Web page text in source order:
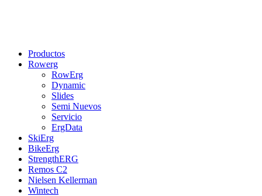
Productos
Rowerg
RowErg
Dynamic
Slides
Semi Nuevos
Servicio
ErgData
SkiErg
BikeErg
StrengthERG
Remos C2
Nielsen Kellerman
Wintech